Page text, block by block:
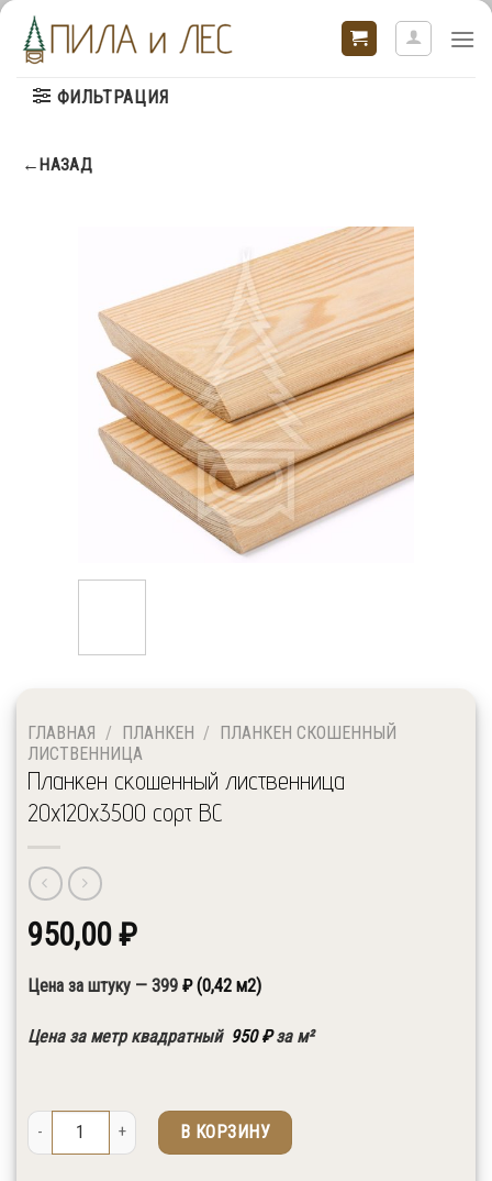
Skip
content
ФИЛЬТРАЦИЯ
←НАЗАД
ГЛАВНАЯ / ПЛАНКЕН / ПЛАНКЕН СКОШЕННЫЙ
ЛИСТВЕННИЦА
Планкен скошенный лиственница
20x120x3500 сорт ВС
950,00₽
Цена за штуку — 399 ₽ (0,42 м2)
Цена за метр квадратный950₽за м²
Количество товара Планкен скошенный лиственница 20x120x3500
В КОРЗИНУ